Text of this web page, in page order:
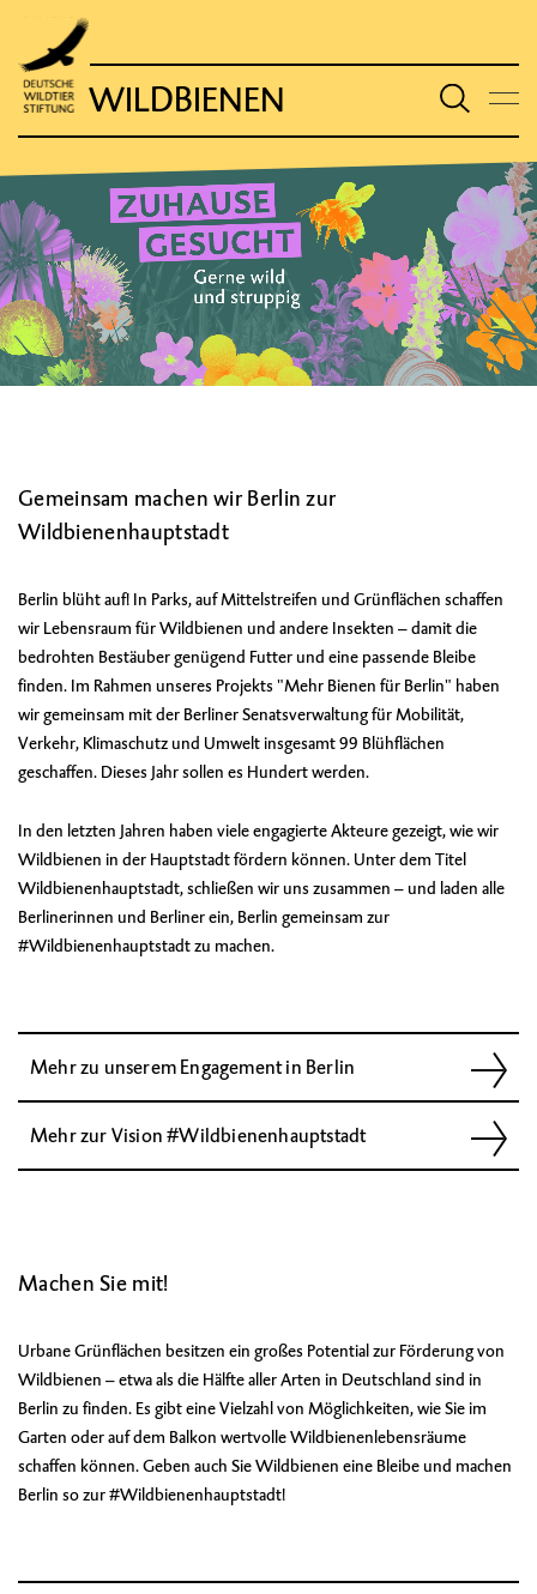
WILDBIENEN
Gemeinsam machen wir Berlin zur
Wildbienenhauptstadt
Berlin blüht auf! In Parks, auf Mittelstreifen und Grünflächen schaffen
wir Lebensraum für Wildbienen und andere Insekten – damit die
bedrohten Bestäuber genügend Futter und eine passende Bleibe
finden. Im Rahmen unseres Projekts "Mehr Bienen für Berlin" haben
wir gemeinsam mit der Berliner Senatsverwaltung für Mobilität,
Verkehr, Klimaschutz und Umwelt insgesamt 99 Blühflächen
geschaffen. Dieses Jahr sollen es Hundert werden.
In den letzten Jahren haben viele engagierte Akteure gezeigt, wie wir
Wildbienen in der Hauptstadt fördern können. Unter dem Titel
Wildbienenhauptstadt, schließen wir uns zusammen – und laden alle
Berlinerinnen und Berliner ein, Berlin gemeinsam zur
#Wildbienenhauptstadt zu machen.
Mehr zu unserem Engagement in Berlin
Mehr zur Vision #Wildbienenhauptstadt
Machen Sie mit!
Urbane Grünflächen besitzen ein großes Potential zur Förderung von
Wildbienen – etwa als die Hälfte aller Arten in Deutschland sind in
Berlin zu finden. Es gibt eine Vielzahl von Möglichkeiten, wie Sie im
Garten oder auf dem Balkon wertvolle Wildbienenlebensräume
schaffen können. Geben auch Sie Wildbienen eine Bleibe und machen
Berlin so zur #Wildbienenhauptstadt!